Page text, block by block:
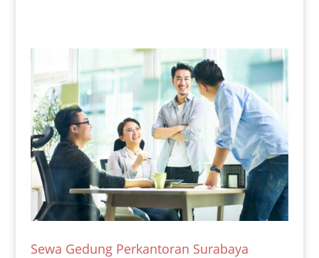
Sewa Gedung Perkantoran Surabaya